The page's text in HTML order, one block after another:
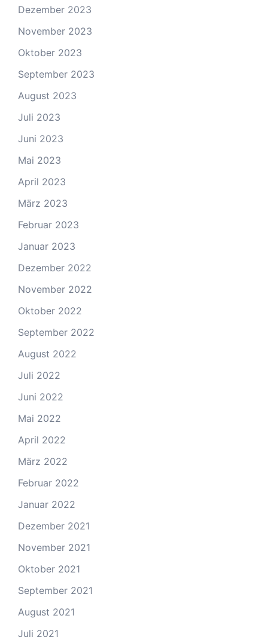
Dezember 2023
November 2023
Oktober 2023
September 2023
August 2023
Juli 2023
Juni 2023
Mai 2023
April 2023
März 2023
Februar 2023
Januar 2023
Dezember 2022
November 2022
Oktober 2022
September 2022
August 2022
Juli 2022
Juni 2022
Mai 2022
April 2022
März 2022
Februar 2022
Januar 2022
Dezember 2021
November 2021
Oktober 2021
September 2021
August 2021
Juli 2021